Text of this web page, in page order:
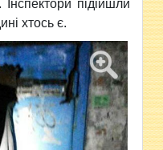
підійшли
хтось є.